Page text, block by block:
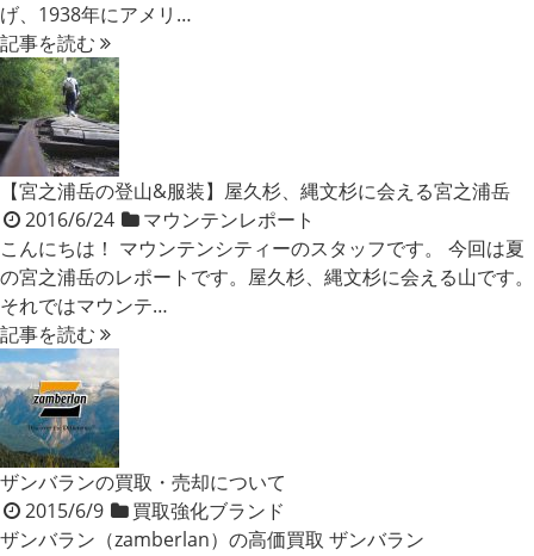
げ、1938年にアメリ…
記事を読む
【宮之浦岳の登山&服装】屋久杉、縄文杉に会える宮之浦岳
2016/6/24
マウンテンレポート
こんにちは！ マウンテンシティーのスタッフです。 今回は夏
の宮之浦岳のレポートです。屋久杉、縄文杉に会える山です。
それではマウンテ…
記事を読む
ザンバランの買取・売却について
2015/6/9
買取強化ブランド
ザンバラン（zamberlan）の高価買取 ザンバラン